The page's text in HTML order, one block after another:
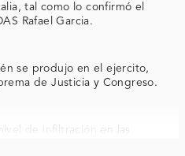
tal como lo confirmó el
Rafael Garcia.
se produjo en el ejercito,
de Justicia y Congreso.
de infiltración en las
que en el 2002.